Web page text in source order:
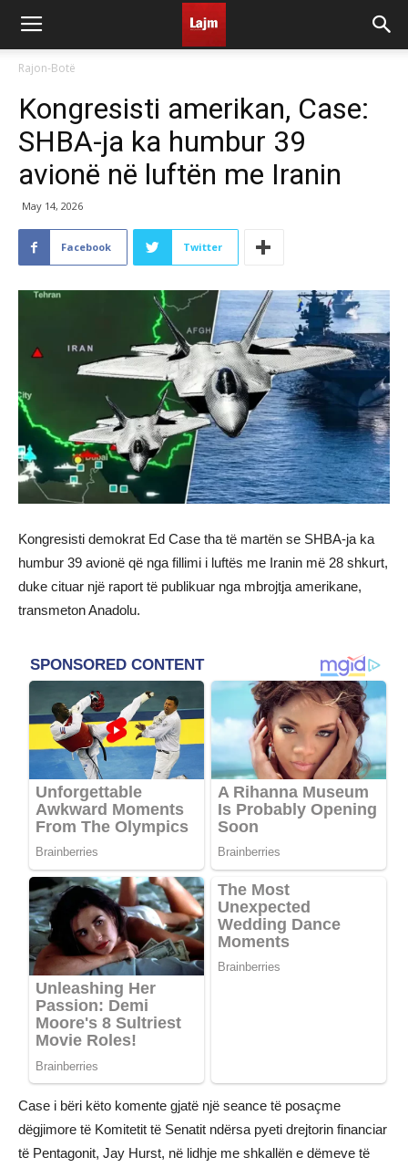
Rajon-Botë
Kongresisti amerikan, Case:
SHBA-ja ka humbur 39
avionë në luftën me Iranin
May 14, 2026
Facebook Twitter
Kongresisti demokrat Ed Case tha të martën se SHBA-ja ka
humbur 39 avionë që nga fillimi i luftës me Iranin më 28 shkurt,
duke cituar një raport të publikuar nga mbrojtja amerikane,
transmeton Anadolu.
Case i bëri këto komente gjatë një seance të posaçme
dëgjimore të Komitetit të Senatit ndërsa pyeti drejtorin financiar
të Pentagonit, Jay Hurst, në lidhje me shkallën e dëmeve të